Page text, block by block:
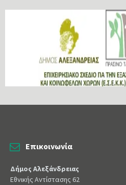
Επικοινωνία
Δήμος Αλεξάνδρειας
Εθνικής Αντίστασης 62